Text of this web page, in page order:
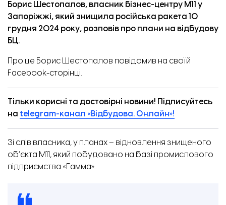
Борис Шестопалов, власник бізнес-центру М11 у
Запоріжжі, який знищила російська ракета 10
грудня 2024 року, розповів про плани на відбудову
БЦ.
Про це Борис Шестопалов повідомив на своїй
Facebook-сторінці.
Тільки корисні та достовірні новини! Підписуйтесь
на telegram-канал «Відбудова. Онлайн»!
Зі слів власника, у планах – відновлення знищеного
об’єкта М11, який побудовано на базі промислового
підприємства «Гамма».